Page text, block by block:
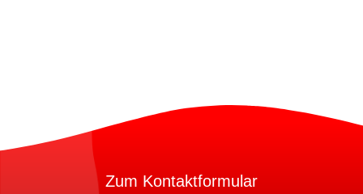
Zum Kontaktformular